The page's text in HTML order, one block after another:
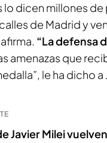
lo dicen millones
de Madrid y
“La defensa
amenazas que
le ha dicho a
Javier Milei